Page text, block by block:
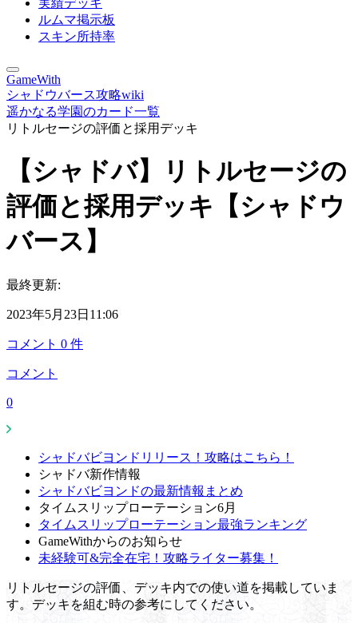
実績デッキ
ルムマ掲示板
スキン所持率
GameWith
シャドウバース攻略wiki
遥かなる学園のカード一覧
リトルセージの評価と採用デッキ
【シャドバ】リトルセージの
評価と採用デッキ【シャドウ
バース】
最終更新:
2023年5月23日11:06
コメント 0 件
コメント
0
シャドバビヨンドリリース！攻略はこちら！
シャドバ新作情報
シャドバビヨンドの最新情報まとめ
タイムスリップローテーション6月
タイムスリップローテーション最強ランキング
GameWithからのお知らせ
未経験可&完全在宅！攻略ライター募集！
リトルセージの評価、デッキ内での使い道を掲載していま
す。デッキを組む時の参考にしてください。